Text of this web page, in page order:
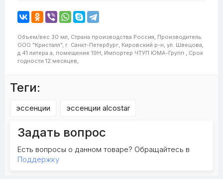
Объем/вес 30 мл, Страна производства Россия, Производитель
ООО "Кристалл", г. Санкт-Петербург, Кировский р-н, ул. Швецова,
д 41 литера а, помещение 19Н, Импортер ЧТУП ЮМА-Групп , Срок
годности 12 месяцев,
Теги:
эссенции эссенции alcostar
Задать вопрос
Есть вопросы о данном товаре? Обращайтесь в
Поддержку